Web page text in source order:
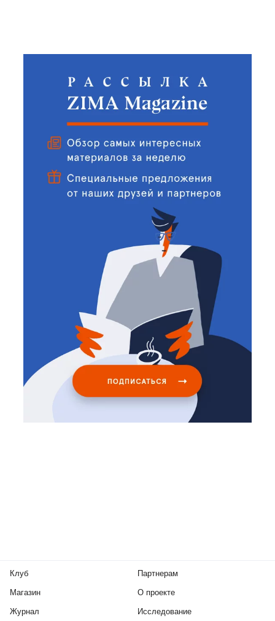
Клуб
Магазин
Журнал
Партнерам
О проекте
Исследование